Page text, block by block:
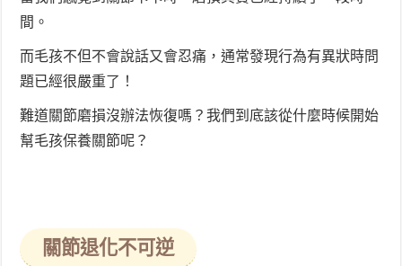
間。
而毛孩不但不會說話又會忍痛，通常發現行為有異狀時問
題已經很嚴重了！
難道關節磨損沒辦法恢復嗎？我們到底該從什麼時候開始
幫毛孩保養關節呢？
關節退化不可逆